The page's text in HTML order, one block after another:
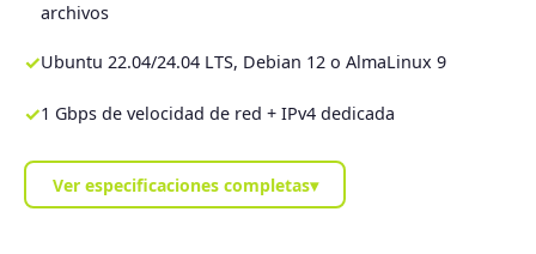
archivos
✓Ubuntu 22.04/24.04 LTS, Debian 12 o AlmaLinux 9
✓1 Gbps de velocidad de red + IPv4 dedicada
Ver especificaciones completas▾